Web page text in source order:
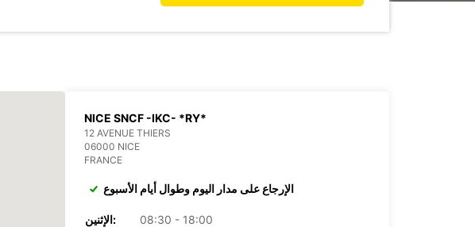
NICE SNCF -IKC- *RY*
12 AVENUE THIERS
06000 NICE
FRANCE
الإرجاع على مدار اليوم وطوال أيام الأسبوع
الإثنين:
08:30 - 18:00